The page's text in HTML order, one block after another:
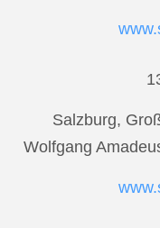
Salzburg,
Wolfgang